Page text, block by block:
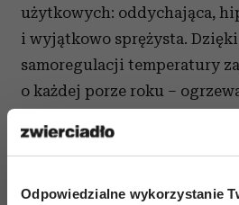
Odpowiedzialne wykorzystanie
użytkowych: oddychająca,
i wyjątkowo sprężysta.
samoregulacji temperatury
o każdej porze roku –
nieprzerwany sen. Wełna ta
wyciszenia i równowagi. To